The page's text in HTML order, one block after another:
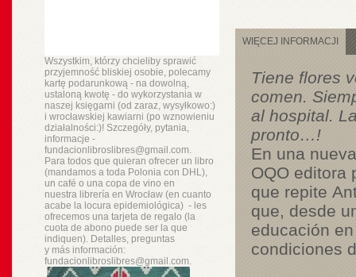
Wszystkim, którzy chcieliby sprawić
przyjemność bliskiej osobie, polecamy
kartę podarunkową - na dowolną,
ustaloną kwotę - do wykorzystania w
naszej księgarni (od zaraz, wysyłkowo:)
i wrocławskiej kawiarni (po wznowieniu
działalności:)! Szczegóły, pytania,
informacje -
fundacionlibroslibres@gmail.com.
Para todos que quieran ofrecer un libro
(mandamos a toda Polonia con DHL),
un café o una copa de vino en
nuestra libreríaen Wrocław (en cuanto
acabe la locura epidemiológica) - les
ofrecemos una tarjeta de regalo (la
cuota de abono puede ser la que
indiquen). Detalles, preguntas
y másinformación:
fundacionlibroslibres@gmail.com.
WIĘCEJ INFORMACJI
Tiene flores
comen.
al hospital.
pronto…!
En una
OQO editora
que repite
que, desde
educación
condiciones